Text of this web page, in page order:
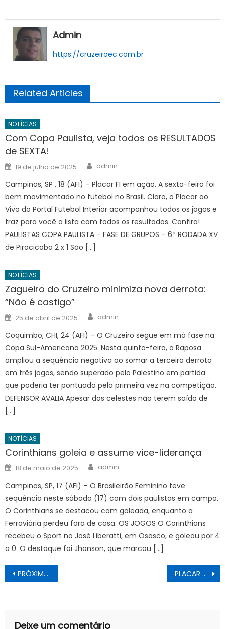
Admin
https://cruzeiroec.com.br
Related Articles
NOTÍCIAS
Com Copa Paulista, veja todos os RESULTADOS
de SEXTA!
Posted
on
19 de julho de 2025 Author
admin
Campinas, SP , 18 (AFI) – Placar FI em ação. A sexta-feira foi
bem movimentado no futebol no Brasil. Claro, o Placar ao
Vivo do Portal Futebol Interior acompanhou todos os jogos e
traz para você a lista com todos os resultados. Confira!
PAULISTAS COPA PAULISTA – FASE DE GRUPOS – 6ª RODADA XV
de Piracicaba 2 x 1 São […]
NOTÍCIAS
Zagueiro do Cruzeiro minimiza nova derrota:
“Não é castigo”
Posted
on
25 de abril de 2025 Author
admin
Coquimbo, CHI, 24 (AFI) – O Cruzeiro segue em má fase na
Copa Sul-Americana 2025. Nesta quinta-feira, a Raposa
ampliou a sequência negativa ao somar a terceira derrota
em três jogos, sendo superado pelo Palestino em partida
que poderia ter pontuado pela primeira vez na competição.
DEFENSOR AVALIA Apesar dos celestes não terem saído de
[…]
NOTÍCIAS
Corinthians goleia e assume vice-liderança
Posted
on
18 de maio de 2025 Author
admin
Campinas, SP, 17 (AFI) – O Brasileirão Feminino teve
sequência neste sábado (17) com dois paulistas em campo.
O Corinthians se destacou com goleada, enquanto a
Ferroviária perdeu fora de casa. OS JOGOS O Corinthians
recebeu o Sport no José Liberatti, em Osasco, e goleou por 4
a 0. O destaque foi Jhonson, que marcou […]
Navegação
de
PRÓXIMOS JOGOS E CLASSIFICAÇÃO DO CAMPEONATO MINEIRO DE 2023: VEJA AQUI PLACAR FI: Confira todos os RESULTADOS desta QUINTA-FEIRA
Deixe um comentário